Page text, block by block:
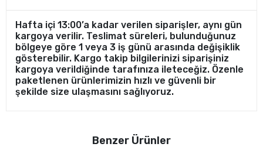
Hafta içi 13:00’a kadar verilen siparişler, aynı gün
kargoya verilir. Teslimat süreleri, bulunduğunuz
bölgeye göre 1 veya 3 iş günü arasında değişiklik
gösterebilir. Kargo takip bilgilerinizi siparişiniz
kargoya verildiğinde tarafınıza ileteceğiz. Özenle
paketlenen ürünlerimizin hızlı ve güvenli bir
şekilde size ulaşmasını sağlıyoruz.
Benzer Ürünler